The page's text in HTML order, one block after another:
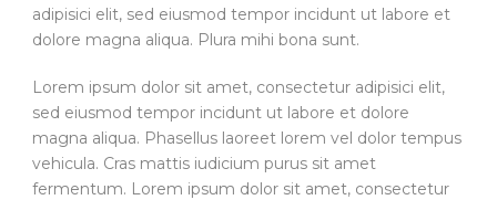
adipisici elit, sed eiusmod tempor incidunt ut labore et
dolore magna aliqua. Plura mihi bona sunt.
Lorem ipsum dolor sit amet, consectetur adipisici elit,
sed eiusmod tempor incidunt ut labore et dolore
magna aliqua. Phasellus laoreet lorem vel dolor tempus
vehicula. Cras mattis iudicium purus sit amet
fermentum. Lorem ipsum dolor sit amet, consectetur